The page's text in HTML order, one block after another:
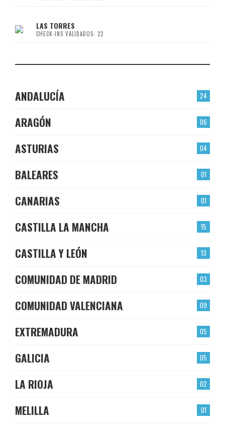
LAS TORRES
CHECK-INS VALIDADOS: 22
24
ANDALUCÍA
06
ARAGÓN
04
ASTURIAS
01
BALEARES
01
CANARIAS
15
CASTILLA LA MANCHA
13
CASTILLA Y LEÓN
03
COMUNIDAD DE MADRID
09
COMUNIDAD VALENCIANA
05
EXTREMADURA
05
GALICIA
02
LA RIOJA
01
MELILLA